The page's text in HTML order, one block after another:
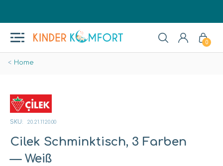
0
Home
Cilek Schminktisch, 3 Farben
— Weiß
SKU: 20.21.1120.00